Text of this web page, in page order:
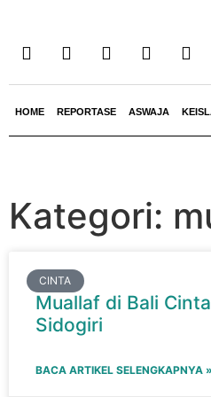
HOME REPORTASE ASWAJA
Kategori:
CINTA
Muallaf di Bali
Sidogiri
BACA ARTIKEL SELENGKAPNYA »